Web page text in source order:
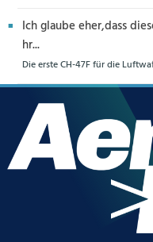
Ich glaube eher,dass
hr...
Die erste CH-47F für die